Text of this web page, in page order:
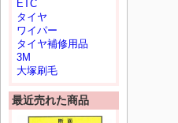
ETC
タイヤ
ワイパー
タイヤ補修用品
3M
大塚刷毛
最近売れた商品